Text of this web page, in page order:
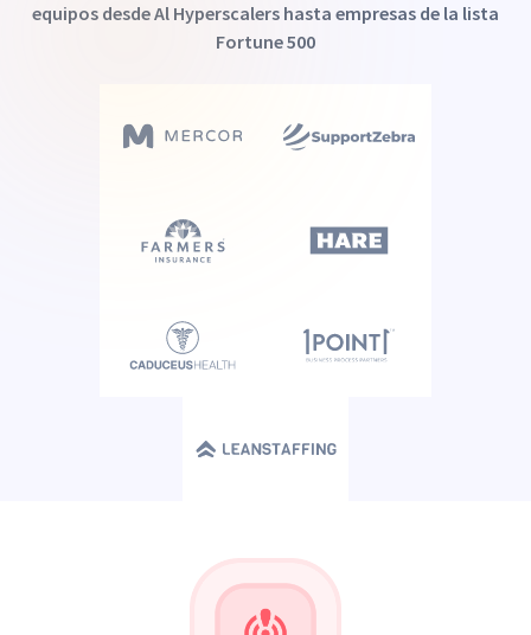
equipos desde Al Hyperscalers hasta empresas de la lista
Fortune 500